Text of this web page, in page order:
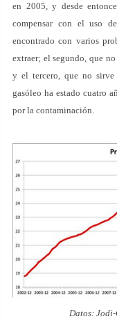
en 2005, y desde
compensar con el uso
encontrado con varios
extraer; el segundo, que
y el tercero, que no sirve
gasóleo ha estado cuatro
por la contaminación.
Datos: